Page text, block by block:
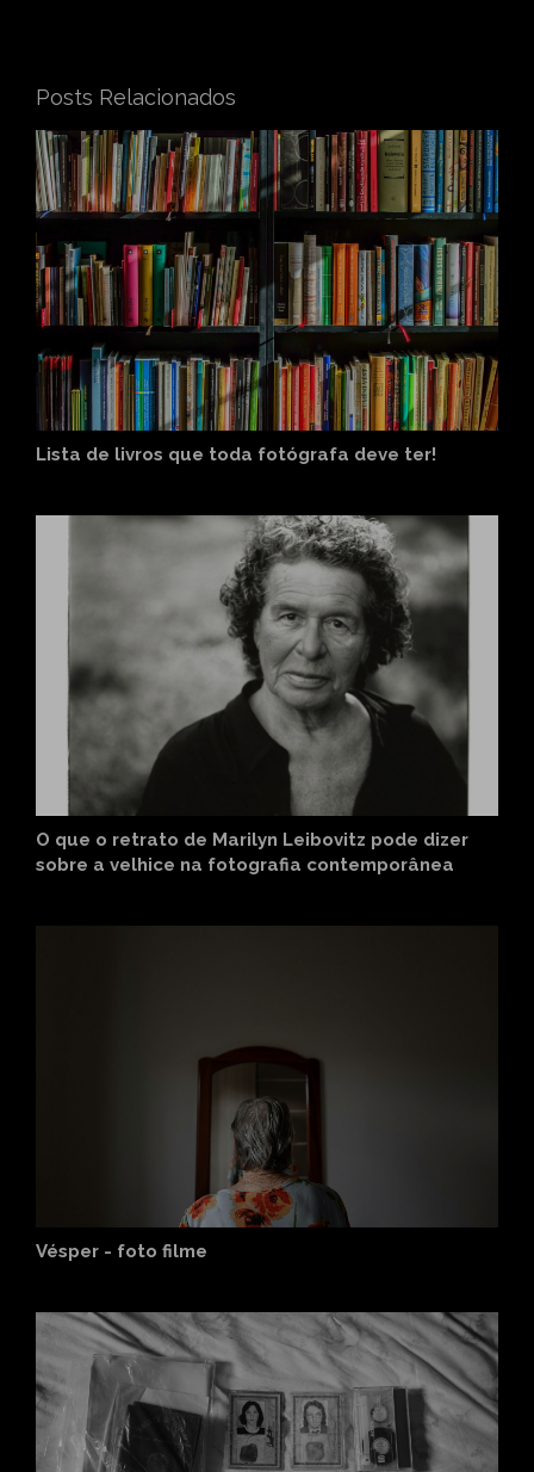
Posts Relacionados
Lista de livros que toda fotógrafa deve ter!
O que o retrato de Marilyn Leibovitz pode dizer
sobre a velhice na fotografia contemporânea
Vésper - foto filme